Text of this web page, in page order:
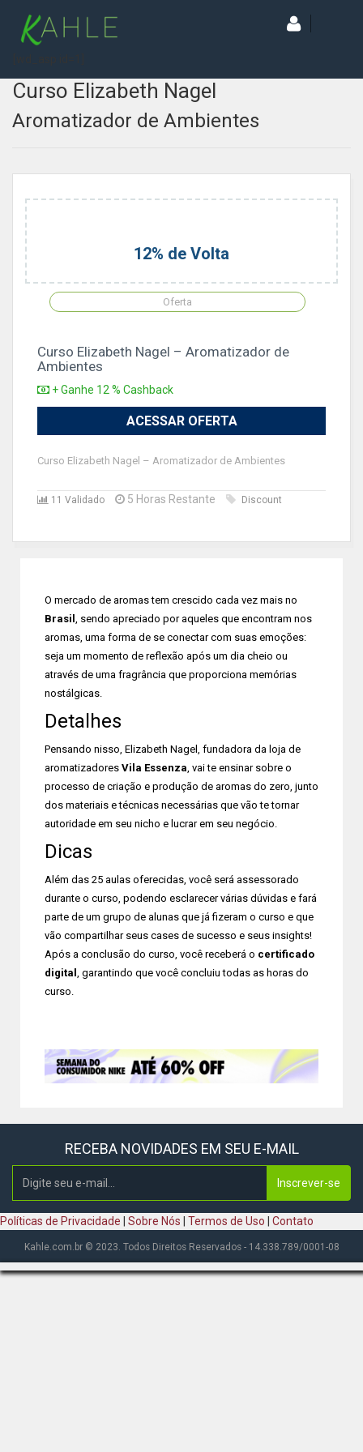
Curso Elizabeth Nagel
Aromatizador de Ambientes
12% de Volta
Oferta
Curso Elizabeth Nagel – Aromatizador de
Ambientes
+ Ganhe 12 % Cashback
ACESSAR OFERTA
Curso Elizabeth Nagel – Aromatizador de Ambientes
11 Validado 5 Horas Restante Discount
O mercado de aromas tem crescido cada vez mais no
Brasil , sendo apreciado por aqueles que encontram nos
aromas, uma forma de se conectar com suas emoções:
seja um momento de reflexão após um dia cheio ou
através de uma fragrância que proporciona memórias
nostálgicas.
Detalhes
Pensando nisso, Elizabeth Nagel, fundadora da loja de
aromatizadores Vila Essenza, vai te ensinar sobre o
processo de criação e produção de aromas do zero, junto
dos materiais e técnicas necessárias que vão te tornar
autoridade em seu nicho e lucrar em seu negócio.
Dicas
Além das 25 aulas oferecidas, você será assessorado
durante o curso, podendo esclarecer várias dúvidas e fará
parte de um grupo de alunas que já fizeram o curso e que
vão compartilhar seus cases de sucesso e seus insights!
Após a conclusão do curso, você receberá o certificado
digital , garantindo que você concluiu todas as horas do
curso.
RECEBA NOVIDADES EM SEU E-MAIL
Inscrever-se
Políticas de Privacidade Sobre Nós Termos de Uso Contato
Kahle.com.br © 2023. Todos Direitos Reservados - 14.338.789/0001-08